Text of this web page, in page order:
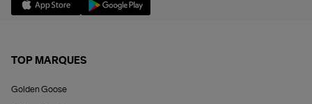
TOP MARQUES
Golden Goose